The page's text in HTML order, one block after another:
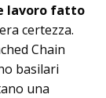
lavoro fatto
certezza.
Chain
basilari
una